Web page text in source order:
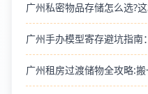
广州私密物品存储怎么选?
广州手办模型寄存避坑指南
广州租房过渡储物全攻略: